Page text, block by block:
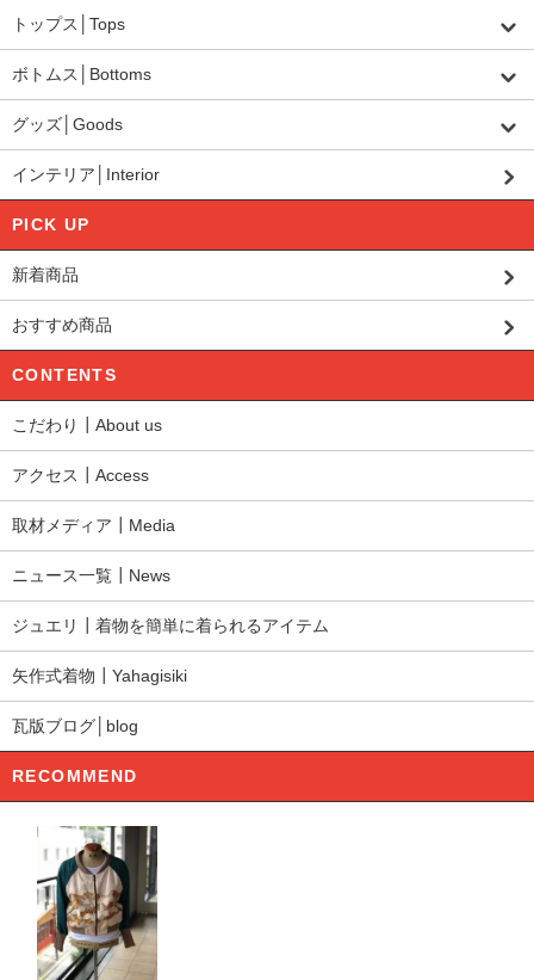
トップス│Tops
ボトムス│Bottoms
グッズ│Goods
インテリア│Interior
PICK UP
新着商品
おすすめ商品
CONTENTS
こだわり┃About us
アクセス┃Access
取材メディア┃Media
ニュース一覧┃News
ジュエリ┃着物を簡単に着られるアイテム
矢作式着物┃Yahagisiki
瓦版ブログ│blog
RECOMMEND